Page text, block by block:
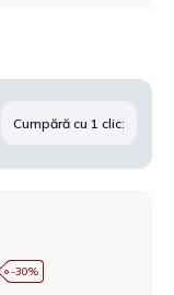
Cumpără cu 1 clic:
-30%